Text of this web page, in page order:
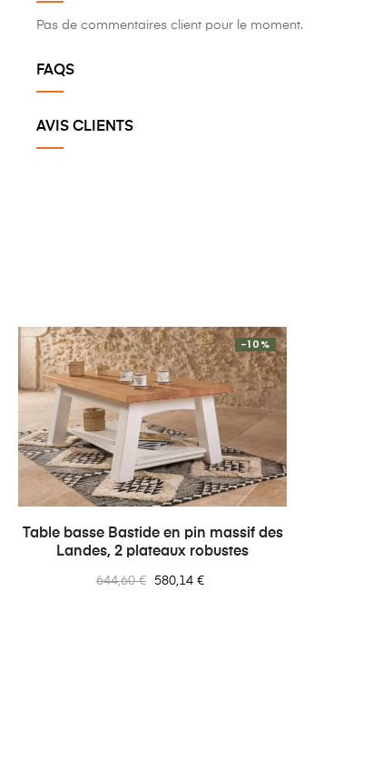
Pas de commentaires client pour le moment.
FAQS
AVIS CLIENTS
Table basse Bastide en pin massif des
Landes, 2 plateaux robustes
Prix
644,60 €
-10%
Prix
580,14 €